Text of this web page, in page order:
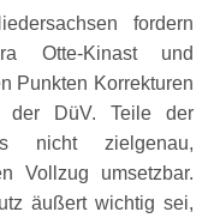
fordern
Otte-Kinast und
Punkten Korrekturen
der DüV. Teile der
nicht zielgenau,
Vollzug umsetzbar.
äußert wichtig sei,